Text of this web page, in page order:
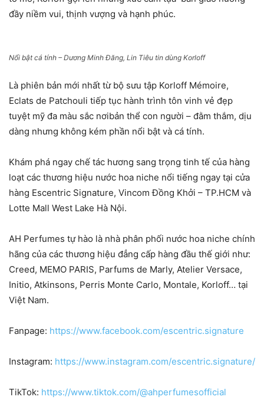
đầy niềm vui, thịnh vượng và hạnh phúc.
Nổi bật cá tính – Dương Minh Đăng, Lin Tiêu tin dùng Korloff
Là phiên bản mới nhất từ bộ sưu tập Korloff Mémoire,
Eclats de Patchouli tiếp tục hành trình tôn vinh vẻ đẹp
tuyệt mỹ đa màu sắc nơibản thể con người – đằm thắm, dịu
dàng nhưng không kém phần nổi bật và cá tính.
Khám phá ngay chế tác hương sang trọng tinh tế của hàng
loạt các thương hiệu nước hoa niche nổi tiếng ngay tại cửa
hàng Escentric Signature, Vincom Đồng Khởi – TP.HCM và
Lotte Mall West Lake Hà Nội.
AH Perfumes tự hào là nhà phân phối nước hoa niche chính
hãng của các thương hiệu đẳng cấp hàng đầu thế giới như:
Creed, MEMO PARIS, Parfums de Marly, Atelier Versace,
Initio, Atkinsons, Perris Monte Carlo, Montale, Korloff… tại
Việt Nam.
Fanpage: https://www.facebook.com/escentric.signature
Instagram: https://www.instagram.com/escentric.signature/
TikTok: https://www.tiktok.com/@ahperfumesofficial